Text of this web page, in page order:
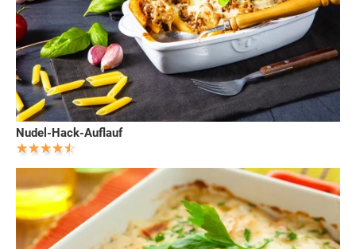
Nudel-Hack-Auflauf